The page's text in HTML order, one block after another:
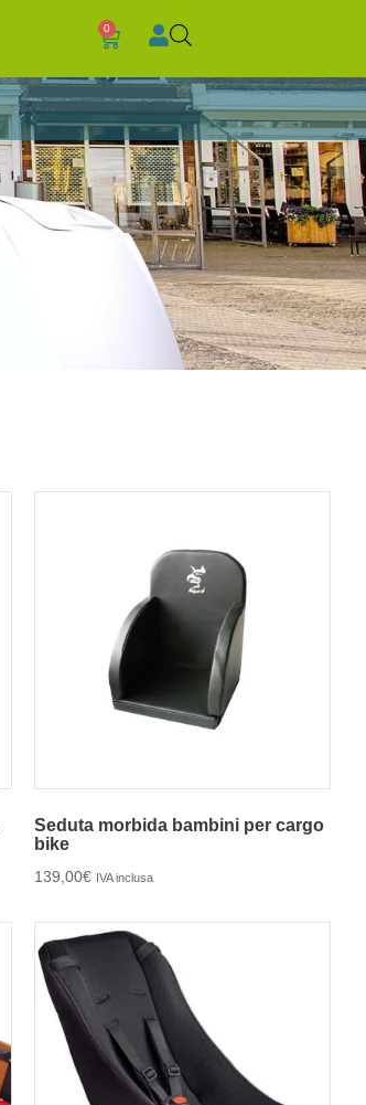
0
Seduta morbida bambini per cargo
bike
139,00€ IVA inclusa